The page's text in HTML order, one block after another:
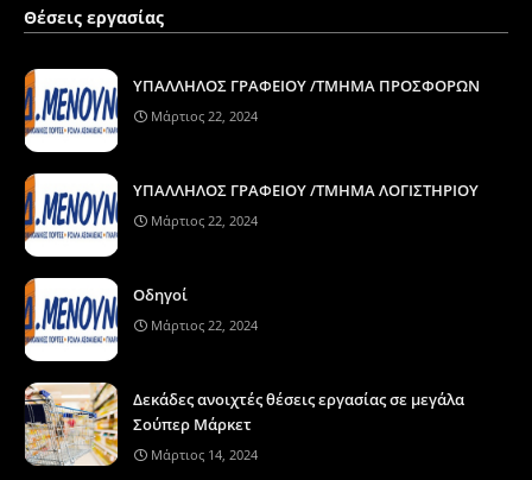
Θέσεις εργασίας
ΥΠΑΛΛΗΛΟΣ ΓΡΑΦΕΙΟΥ /ΤΜΗΜΑ ΠΡΟΣΦΟΡΩΝ
Μάρτιος 22, 2024
ΥΠΑΛΛΗΛΟΣ ΓΡΑΦΕΙΟΥ /ΤΜΗΜΑ ΛΟΓΙΣΤΗΡΙΟΥ
Μάρτιος 22, 2024
Οδηγοί
Μάρτιος 22, 2024
Δεκάδες ανοιχτές θέσεις εργασίας σε μεγάλα
Σούπερ Μάρκετ
Μάρτιος 14, 2024